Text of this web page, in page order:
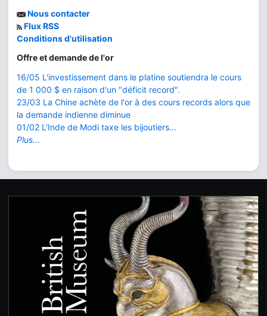
Nous contacter
Flux RSS
Conditions d'utilisation
Offre et demande de l'or
16/05 L'investissement dans le platine soutiendra le cours
de 1 000 $ en raison d'un "déficit record".
23/03 La Chine achète de l'or à des cours records alors que
la demande indienne diminue
01/02 L'Inde de Modi taxe les bijoutiers...
Plus...